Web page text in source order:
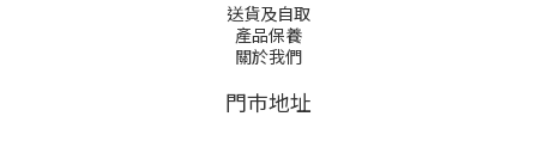
送貨及自取
產品保養
關於我們
門巿地址